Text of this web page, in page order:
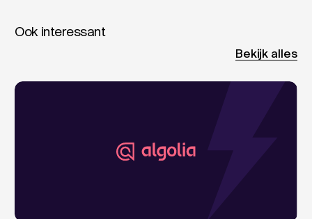
Ook interessant
Bekijk alles